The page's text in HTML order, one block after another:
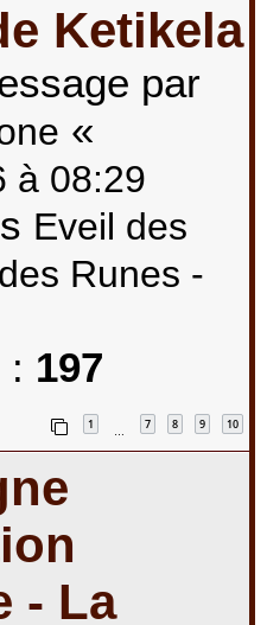
Ketikela
par
«
à 08:29
Eveil des
Runes -
: 197
1
…
7 8 9 10
- La